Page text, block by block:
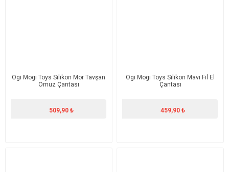
Ogi Mogi Toys Silikon Mor Tavşan
Omuz Çantası
509,90 ₺
Ogi Mogi Toys Silikon Mavi Fil El
Çantası
459,90 ₺